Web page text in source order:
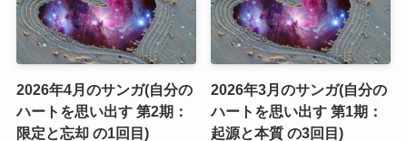
2026年4月のサンガ(自分の
ハートを思い出す 第2期：
限定と忘却 の1回目)
2026年3月のサンガ(自分の
ハートを思い出す 第1期：
起源と本質 の3回目)